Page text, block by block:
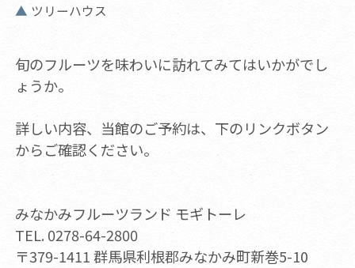
ツリーハウス
旬のフルーツを味わいに訪れてみてはいかがでし
ょうか。
詳しい内容、当館のご予約は、下のリンクボタン
からご確認ください。
みなかみフルーツランド モギトーレ
TEL. 0278-64-2800
〒379-1411 群馬県利根郡みなかみ町新巻5-10